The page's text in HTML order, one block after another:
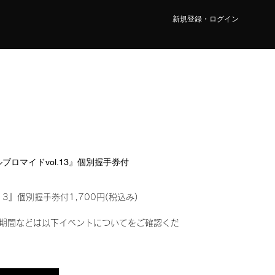
新規登録・ログイン
ロマイドvol.13』個別握手券付
』個別握手券付1,700円(税込み)
間などは以下イベントについてをご確認くだ